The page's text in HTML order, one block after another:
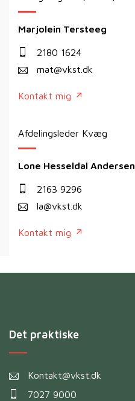
Marjolein Tersteeg
2180 1624
mat@vkst.dk
Kontakt mig
Afdelingsleder Kvæg
Lone Hesseldal Andersen
2163 9296
la@vkst.dk
Kontakt mig
Det praktiske
Kontakt@vkst.dk
7027 9000